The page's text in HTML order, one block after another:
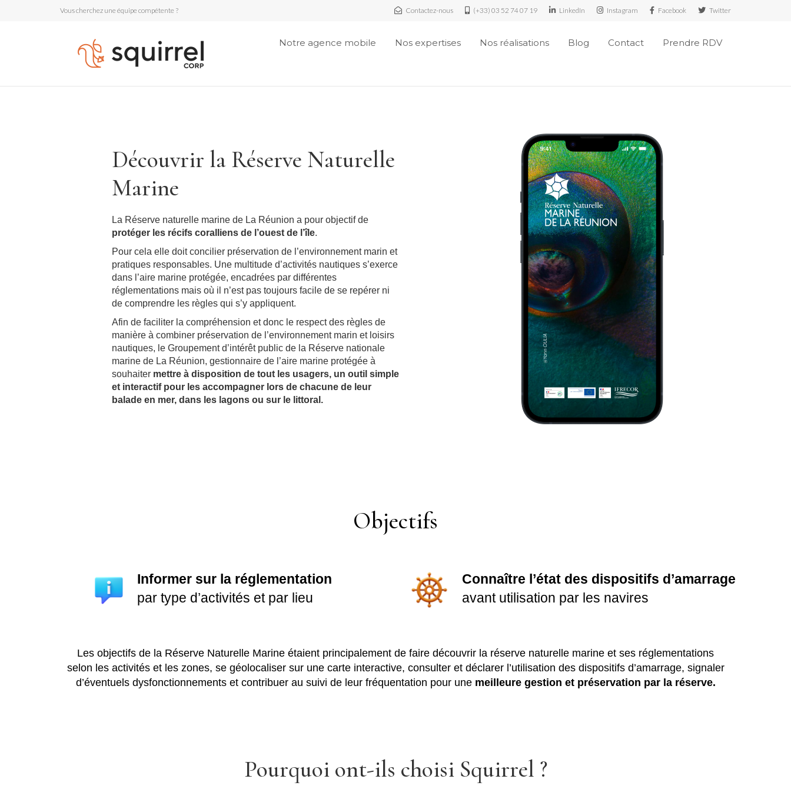
Vous cherchez une équipe compétente ? Contactez-nous (+33) 03 52 74 07 19 LinkedIn Instagram Facebook Twitter
Notre agence mobile Nos expertises Nos réalisations Blog Contact Prendre RDV
Découvrir la Réserve Naturelle
Marine
La Réserve naturelle marine de La Réunion a pour objectif de
protéger les récifs coralliens de l’ouest de l’île.
Pour cela elle doit concilier préservation de l’environnement marin et
pratiques responsables. Une multitude d’activités nautiques s’exerce
dans l’aire marine protégée, encadrées par différentes
réglementations mais où il n’est pas toujours facile de se repérer ni
de comprendre les règles qui s’y appliquent.
Afin de faciliter la compréhension et donc le respect des règles de
manière à combiner préservation de l’environnement marin et loisirs
nautiques, le Groupement d’intérêt public de la Réserve nationale
marine de La Réunion, gestionnaire de l’aire marine protégée à
souhaiter mettre à disposition de tout les usagers, un outil simple
et interactif pour les accompagner lors de chacune de leur
balade en mer, dans les lagons ou sur le littoral.
Objectifs
Informer sur la réglementation
par type d’activités et par lieu
Connaître l’état des dispositifs d’amarrage
avant utilisation par les navires
Les objectifs de la Réserve Naturelle Marine étaient principalement de faire découvrir la réserve naturelle marine et ses réglementations
selon les activités et les zones, se géolocaliser sur une carte interactive, consulter et déclarer l’utilisation des dispositifs d’amarrage, signaler
d’éventuels dysfonctionnements et contribuer au suivi de leur fréquentation pour une meilleure gestion et préservation par la réserve.
Pourquoi ont-ils choisi Squirrel ?